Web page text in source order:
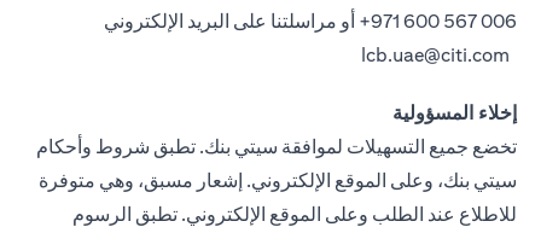
006 567 600 971+
أو مراسلتنا على البريد الإلكتروني
lcb.uae@citi.com
إخلاء المسؤولية
تخضع جميع التسهيلات لموافقة سيتي بنك. تطبق شروط وأحكام
سيتي بنك، وعلى الموقع الإلكتروني. إشعار مسبق، وهي متوفرة
للاطلاع عند الطلب وعلى الموقع الإلكتروني. تطبق الرسوم